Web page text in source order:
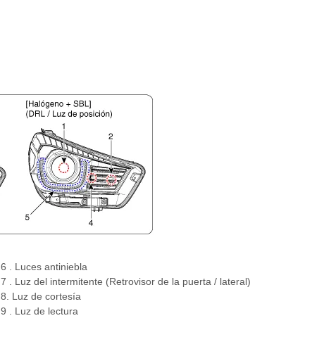
6 . Luces antiniebla
7 . Luz del intermitente (Retrovisor de la puerta / lateral)
8. Luz de cortesía
9 . Luz de lectura